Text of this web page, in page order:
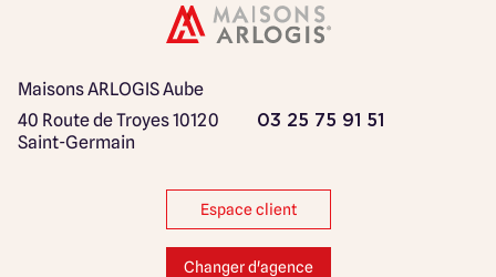
Maisons ARLOGIS Aube
40 Route de Troyes10120
Saint-Germain
03 25 75 91 51
Espace client
Changer d'agence